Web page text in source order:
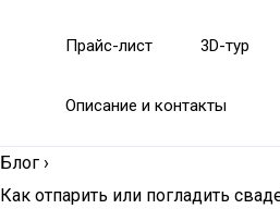
Прайс-лист 3D-тур
Описание и контакты
Блог ›
Как отпарить или погладить